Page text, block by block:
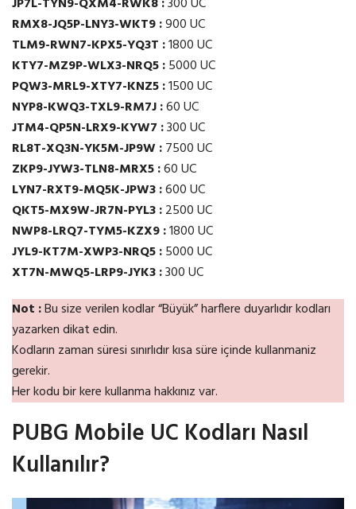
RMX8-JQ5P-LNY3-WKT9 :900 UC
TLM9-RWN7-KPX5-YQ3T :1800 UC
KTY7-MZ9P-WLX3-NRQ5 :5000 UC
PQW3-MRL9-XTY7-KNZ5 :1500 UC
NYP8-KWQ3-TXL9-RM7J :60 UC
JTM4-QP5N-LRX9-KYW7 :300 UC
RL8T-XQ3N-YK5M-JP9W :7500 UC
ZKP9-JYW3-TLN8-MRX5 :60 UC
LYN7-RXT9-MQ5K-JPW3 :600 UC
QKT5-MX9W-JR7N-PYL3 :2500 UC
NWP8-LRQ7-TYM5-KZX9 :1800 UC
JYL9-KT7M-XWP3-NRQ5 :5000 UC
XT7N-MWQ5-LRP9-JYK3 :300 UC
Not :Bu size verilen kodlar “Büyük” harflere duyarlıdır kodları
yazarken dikat edin.
Kodların zaman süresi sınırlıdır kısa süre içinde kullanmaniz
gerekir.
Her kodu bir kere kullanma hakkınız var.
PUBG Mobile UC Kodları Nasıl
Kullanılır?